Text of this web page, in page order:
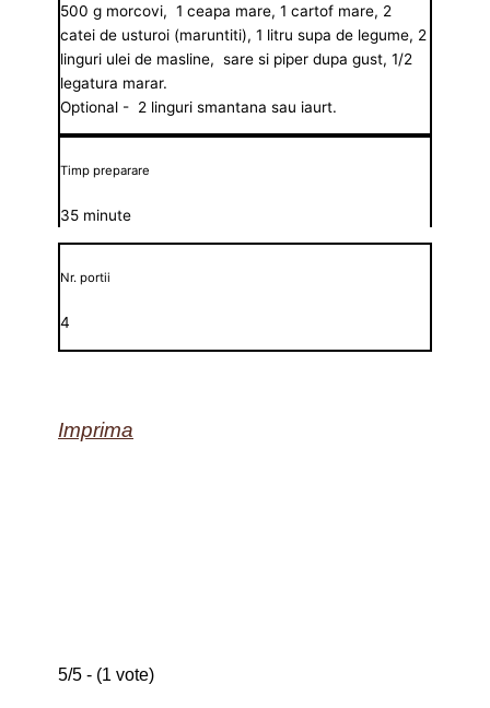
500 g morcovi, 1 ceapa mare, 1 cartof mare, 2
catei de usturoi (maruntiti), 1 litru supa de legume, 2
linguri ulei de masline, sare si piper dupa gust, 1/2
legatura marar.
Optional - 2 linguri smantana sau iaurt.
Timp preparare
35 minute
Nr. portii
4
Imprima
5/5 - (1 vote)